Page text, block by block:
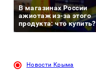
В магазинах России
ажиотаж из-за этого
продукта: что купить?
Новости Крыма